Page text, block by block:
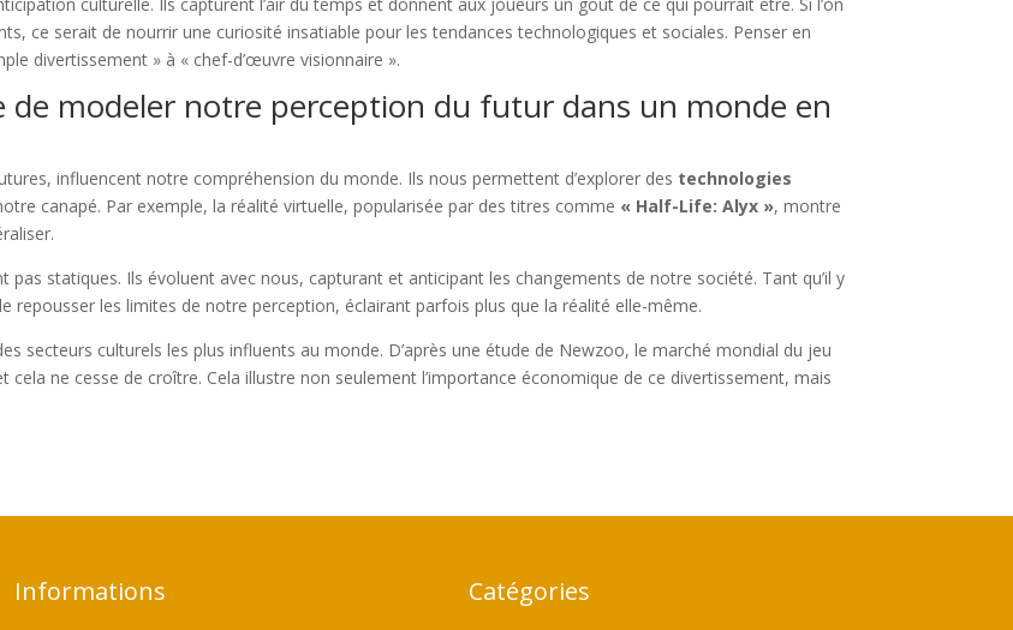
ce serait de nourrir une curiosité insatiable pour les tendances technologiques et sociales. Penser en
divertissement » à « chef-d’œuvre visionnaire ».
de modeler notre perception du futur dans un monde en
influencent notre compréhension du monde. Ils nous permettent d’explorer des technologies
canapé. Par exemple, la réalité virtuelle, popularisée par des titres comme « Half-Life: Alyx », montre
pas statiques. Ils évoluent avec nous, capturant et anticipant les changements de notre société. Tant qu’il y
repousser les limites de notre perception, éclairant parfois plus que la réalité elle-même.
secteurs culturels les plus influents au monde. D’après une étude de Newzoo, le marché mondial du jeu
ne cesse de croître. Cela illustre non seulement l’importance économique de ce divertissement, mais
Informations Catégories